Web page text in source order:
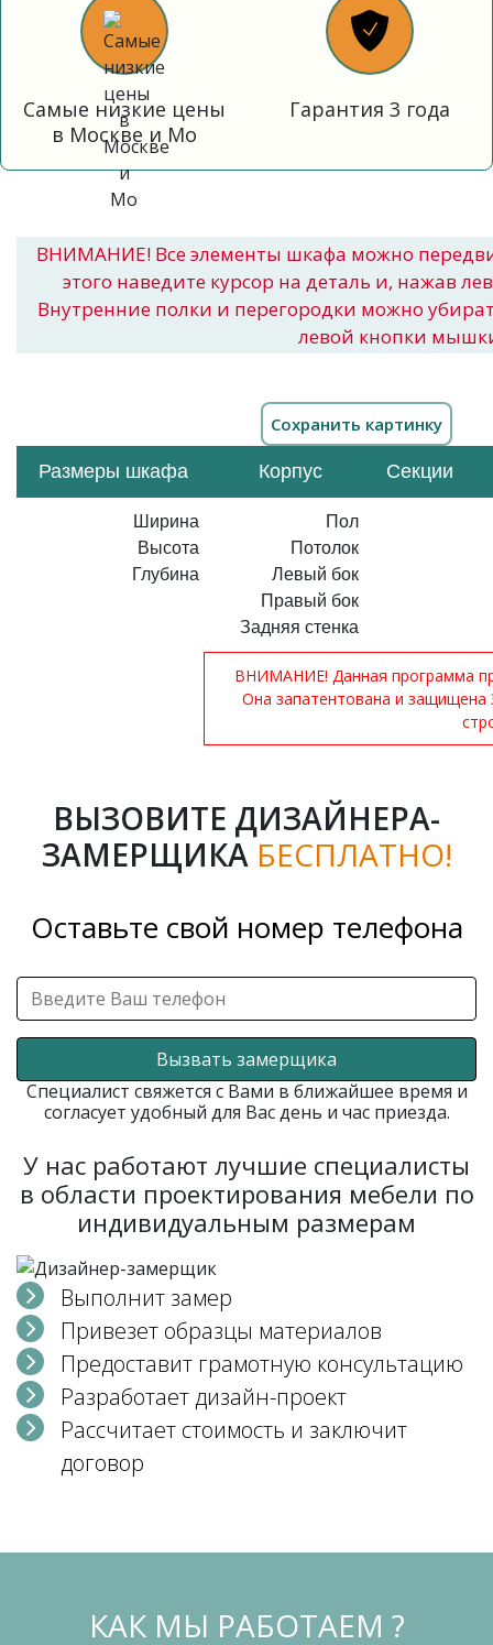
Самые низкие цены
в Москве и Мо
Гарантия 3 года
ВНИМАНИЕ! Все элементы шкафа можно
этого наведите курсор на деталь и, нажав
Внутренние полки и перегородки можно
левой кнопки
Размеры шкафа Корпус Секции
Ширина
Высота
Глубина
Пол
Потолок
Левый бок
Правый бок
Задняя стенка
ВНИМАНИЕ! Данная программа
Она запатентована и
ВЫЗОВИТЕ ДИЗАЙНЕРА-
ЗАМЕРЩИКА БЕСПЛАТНО!
Оставьте свой номер телефона
Вызвать замерщика
Специалист свяжется с Вами в ближайшее время и
согласует удобный для Вас день и час приезда.
У нас работают лучшие специалисты
в области проектирования мебели по
индивидуальным размерам
Выполнит замер
Привезет образцы материалов
Предоставит грамотную консультацию
Разработает дизайн-проект
Рассчитает стоимость и заключит
договор
КАК МЫ РАБОТАЕМ ?